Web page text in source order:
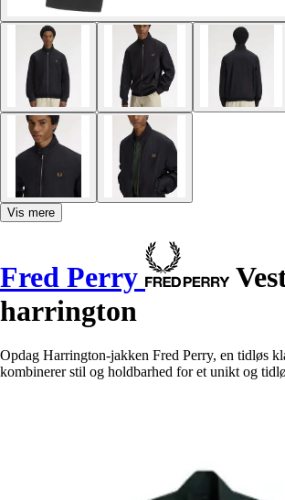
Vis mere
Fred Perry
harrington
Opdag Harrington-jakken Fred Perry, en tidløs
kombinerer stil og holdbarhed for et unikt og